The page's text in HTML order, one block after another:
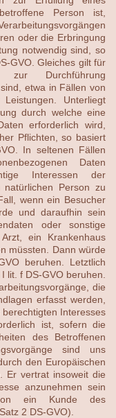
Person ist,
oder die Erbringung
notwendig sind, so
GVO. Gleiches gilt für
zur Durchführung
etwa in Fällen von
Unterliegt
durch welche eine
erforderlich wird,
Pflichten, so basiert
In seltenen Fällen
Daten
Interessen der
Person zu
wenn ein Besucher
und daraufhin sein
oder sonstige
ein Krankenhaus
müssten. Dann würde
beruhen. Letztlich
lit. f DS-GVO beruhen.
die
erfasst werden,
Interesses
ist, sofern die
des Betroffenen
sind uns
den Europäischen
Er vertrat insoweit die
anzunehmen sein
ein Kunde des
2 DS-GVO).